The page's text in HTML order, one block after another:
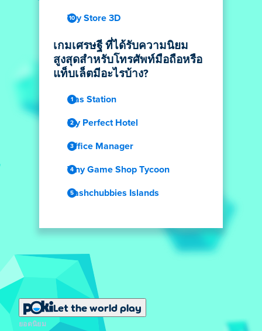
Toy Store 3D
เกมเศรษฐี ที่ได้รับความนิยม
สูงสุดสำหรับโทรศัพท์มือถือหรือ
แท็บเล็ตมีอะไรบ้าง?
Gas Station
My Perfect Hotel
Office Manager
Tiny Game Shop Tycoon
Cashchubbies Islands
Let the world play
ยอดนิยม